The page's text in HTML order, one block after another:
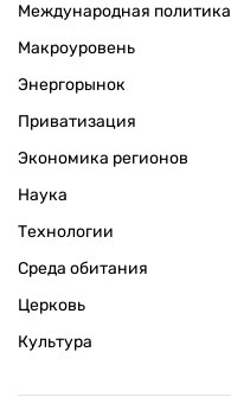
Международная политика
Макроуровень
Энергорынок
Приватизация
Экономика регионов
Наука
Технологии
Среда обитания
Церковь
Культура